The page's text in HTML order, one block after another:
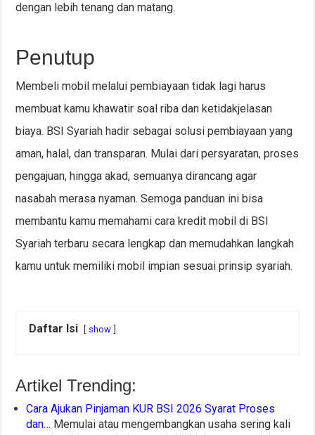
dengan lebih tenang dan matang.
Penutup
Membeli mobil melalui pembiayaan tidak lagi harus
membuat kamu khawatir soal riba dan ketidakjelasan
biaya. BSI Syariah hadir sebagai solusi pembiayaan yang
aman, halal, dan transparan. Mulai dari persyaratan, proses
pengajuan, hingga akad, semuanya dirancang agar
nasabah merasa nyaman. Semoga panduan ini bisa
membantu kamu memahami cara kredit mobil di BSI
Syariah terbaru secara lengkap dan memudahkan langkah
kamu untuk memiliki mobil impian sesuai prinsip syariah.
Daftar Isi show
Artikel Trending:
Cara Ajukan Pinjaman KUR BSI 2026 Syarat Proses
dan… Memulai atau mengembangkan usaha sering kali